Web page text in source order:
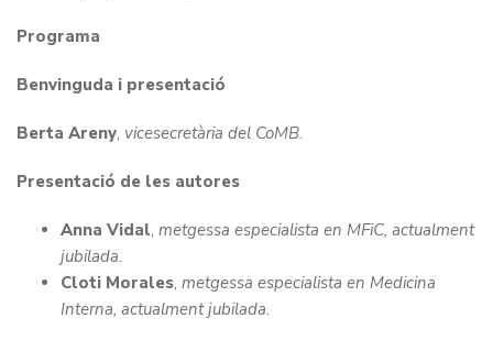
Programa
Benvinguda i presentació
Berta Areny, vicesecretària del CoMB.
Presentació de les autores
Anna Vidal, metgessa especialista en MFiC, actualment
jubilada.
Cloti Morales, metgessa especialista en Medicina
Interna, actualment jubilada.